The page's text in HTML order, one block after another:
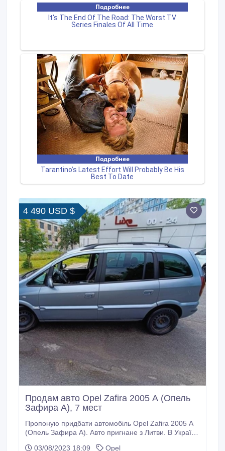
4 490 USD $
Продам авто Opel Zafira 2005 А (Опель
Зафира А), 7 мест
Пропоную придбати автомобіль Opel Zafira 2005 А
(Опель Зафира А). Авто пригнане з Литви. В Україні
03/08/2023 18:09
Opel